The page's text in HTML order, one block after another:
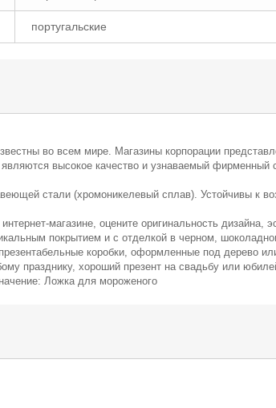
португальские
во всем мире. Магазины корпорации
высокое качество и узнаваемый
стали (хромоникелевый сплав). Устойчивы к
магазине, оцените оригинальность дизайна,
покрытием и с отделкой в черном,
коробки, оформленные под дерево
празднику, хороший презент на свадьбу или
Ложка для мороженого